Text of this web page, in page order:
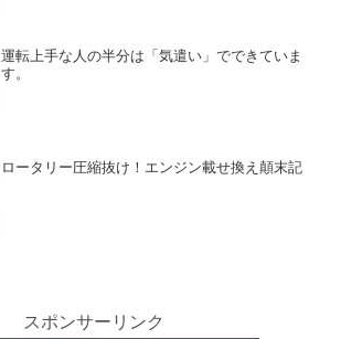
運転上手な人の半分は「気遣い」でできていま
す。
ロータリー圧縮抜け！エンジン載せ換え顛末記
スポンサーリンク